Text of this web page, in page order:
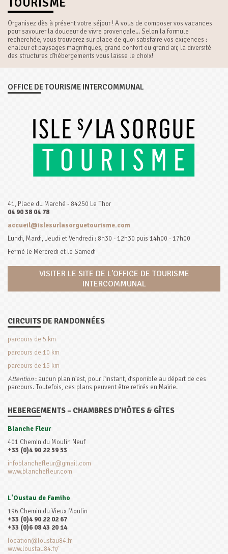
TOURISME
Organisez dès à présent votre séjour ! A vous de composer vos vacances
pour savourer la douceur de vivre provençale... Selon la formule
recherchée, vous trouverez sur place de quoi satisfaire vos exigences :
chaleur et paysages magnifiques, grand confort ou grand air, la diversité
des structures d'hébergements vous laisse le choix!
OFFICE DE TOURISME INTERCOMMUNAL
41, Place du Marché - 84250 Le Thor
04 90 38 04 78
accueil@islesurlasorguetourisme.com
Lundi, Mardi, Jeudi et Vendredi : 8h30 - 12h30 puis 14h00 - 17h00
Fermé le Mercredi et le Samedi
VISITER LE SITE DE L'OFFICE DE TOURISME
INTERCOMMUNAL
CIRCUITS DE RANDONNÉES
parcours de 5 km
parcours de 10 km
parcours de 15 km
Attention: aucun plan n'est, pour l'instant, disponible au départ de ces
parcours. Toutefois, ces plans peuvent être retirés en Mairie.
HEBERGEMENTS – CHAMBRES D’HÔTES & GÎTES
Blanche Fleur
401 Chemin du Moulin Neuf
+33 (0)4 90 22 59 53
infoblanchefleur@gmail.com
www.blanchefleur.com
L'Oustau de Famiho
196 Chemin du Vieux Moulin
+33 (0)4 90 22 02 67
+33 (0)6 08 43 20 14
location@loustau84.fr
www.loustau84.fr/